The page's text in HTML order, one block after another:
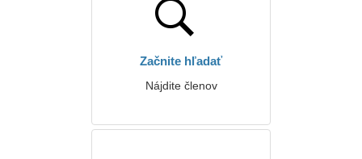
Začnite hľadať
Nájdite členov